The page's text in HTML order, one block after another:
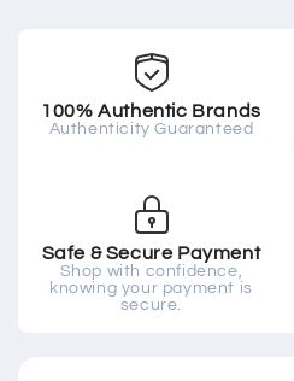
100% Authentic Brands
Authenticity Guaranteed
Safe & Secure Payment
Shop with confidence,
knowing your payment is
secure.